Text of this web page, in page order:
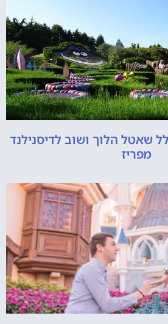
שאטל הלוך ושוב לדיסנילנד
מפריז